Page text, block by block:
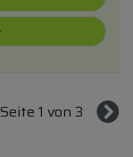
Seite 1 von 3